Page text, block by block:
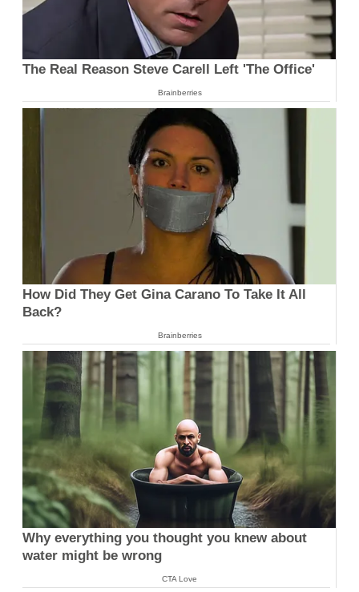
The Real Reason Steve Carell Left 'The Office'
Brainberries
How Did They Get Gina Carano To Take It All
Back?
Brainberries
Why everything you thought you knew about
water might be wrong
CTA Love